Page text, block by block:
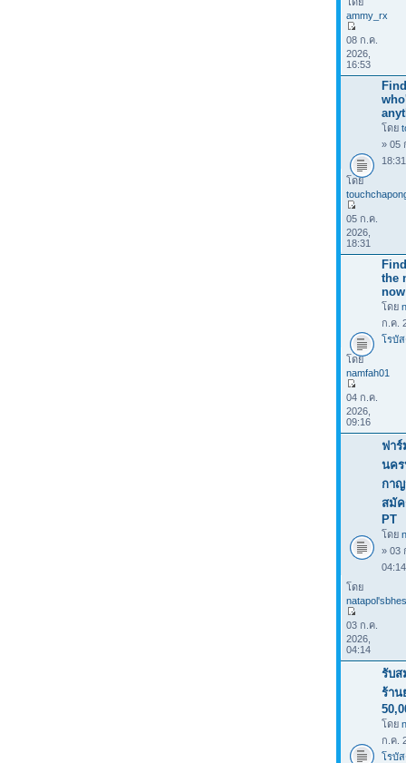
ammy_rx
08 ก.ค.
2026,
16:53
โดย
» 05
โดย
05 ก.ค.
2026,
18:31
the
now
โดย
ก.ค.
โรบั
โดย
namfah01
04 ก.ค.
2026,
09:16
ฟาร์
นค
กาญ
สมัค
PT
โดย
» 03
โดย
03 ก.ค.
2026,
04:14
รับส
ร้าน
โดย
ก.ค.
โรบั